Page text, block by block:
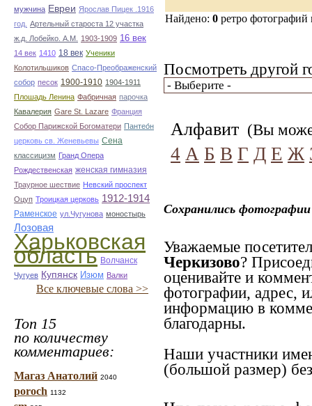
мужчина Евреи Ярослав Пицек .1916
год. Артельный староста 12 участка
ж.д. Лобейко. А.М.
1903-1909 16 век
14 век 1410 18 век Ученики
Колотильшиков Спасо-Преображенский
собор песок 1900-1910 1904-1911
Плошадь Ленина Фабричная парочка
Кавалерия Gare St. Lazare Франция
Собор Парижской Богоматери Пантео́н
церковь св. Женевьевы Сена
классицизм Гранд Опера
Рождественская женская гимназия
Траурное шествие Невский проспект
Оцуп Троицкая церковь 1912-1914
Раменское ул.Чугунова моностырь
Лозовая
Харьковская
область Волчанск
Чугуев Купянск Изюм Валки
Все ключевые слова >>
Топ 15
по количеству
комментариев:
Магаз Анатолий 2040
poroch 1132
Найдено: 0 ретро
Посмотреть другой
Алфавит (Вы
4 А Б В Г Д Е Ж
Сохранились
Уважаемые
Черкизово?
оценивайте и
фотографии, адрес,
информацию в
благодарны.
Наши участники
(большой размер)